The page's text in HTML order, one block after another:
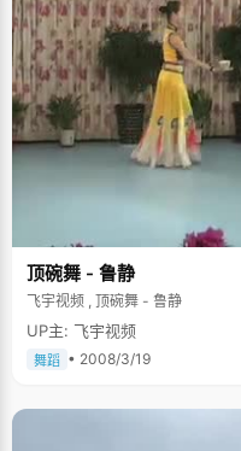
顶碗舞 - 鲁静
飞宇视频 , 顶碗舞 - 鲁静
UP主: 飞宇视频
舞蹈 • 2008/3/19